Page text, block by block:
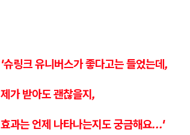
'슈링크 유니버스가 좋다고는 들었는데,
제가 받아도 괜찮을지,
효과는 언제 나타나는지도 궁금해요...'